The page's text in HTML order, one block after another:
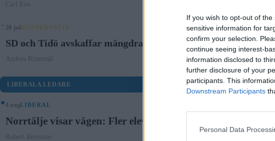
If you wish to opt-out of
sensitive information for
confirm your selection.
continue seeing interest-
information disclosed to
further disclosure of your
participants. This
Downstream Participants
Personal Data
Carl Eos
20 jul KONSERVATIV
SD och Tidö avskaffar mängdrabatten för våldtäkter och
Andrea Kronvall
LIBERALA LEDARE
4 aug LIBERAL
Norrtälje visar vägen: Fler elever klarar grundskolan
Robert Beronius